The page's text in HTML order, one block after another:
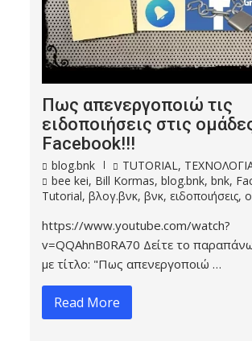
Πως απενεργοποιώ τις
ειδοποιήσεις στις
Facebook!!!
blog.bnk TUTORIAL ,
bee kei, Bill Kormas, blog.bnk, bnk,
Tutorial, βλογ.βνκ, βνκ, ειδοποιήσεις,
https://www.youtube.com/watch?
v=QQAhnB0RA70 Δείτε το
με τίτλο: "Πως απενεργοποιώ …
Read More